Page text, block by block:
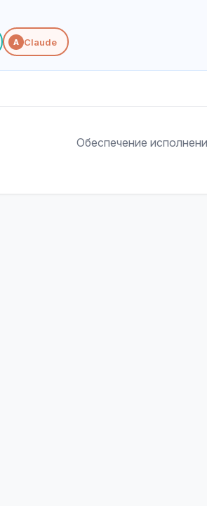
A Claude
Обеспечение